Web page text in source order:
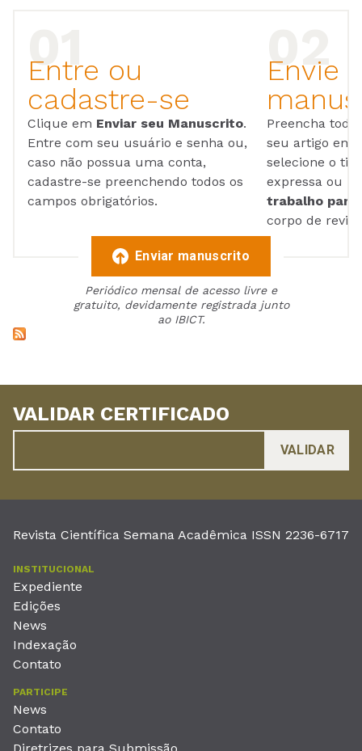
Entre ou
cadastre-se
Clique em Enviar seu Manuscrito.
Entre com seu usuário e senha ou,
caso não possua uma conta,
cadastre-se preenchendo todos os
campos obrigatórios.
Envie
Preencha
seu artigo em
selecione o
expressa ou
trabalho para
corpo de
Enviar manuscrito
Periódico mensal de acesso livre e
gratuito, devidamente registrada junto
ao IBICT.
VALIDAR CERTIFICADO
Revista Científica Semana Acadêmica ISSN 2236-6717
INSTITUCIONAL
Expediente
Edições
News
Indexação
Contato
PARTICIPE
News
Contato